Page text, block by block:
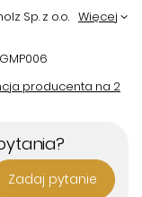
jego indywidualny
Sp. z o.o. Więcej
producenta na 2
Zadaj pytanie